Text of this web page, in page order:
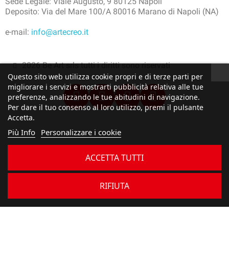
Deposito: Via del Mare 100/A 80016 Marano di Napoli (NA)
e-mail: info@artecreo.it
2026 Be Art srls tutti i diritti sono riservati
Questo sito web utilizza cookie propri e di terze parti per
migliorare i servizi e mostrarti pubblicità relativa alle tue
preferenze, analizzando le tue abitudini di navigazione.
Per dare il tuo consenso al loro utilizzo, premi il pulsante
Accetta.
Più Info Personalizzare i cookie
RIFIUTA
ACCETTA TUTTI